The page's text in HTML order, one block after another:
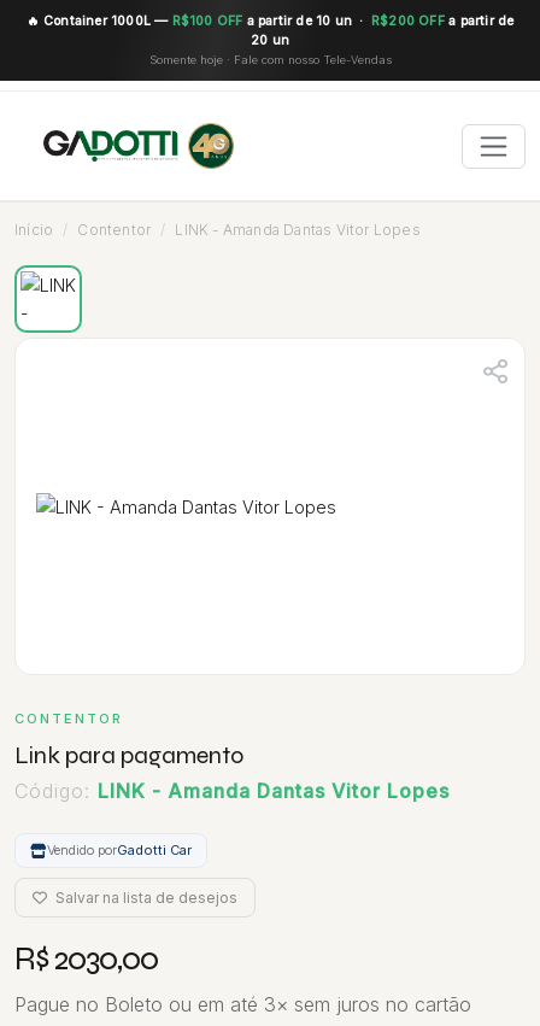
🔥 Container 1000L — R$100 OFF a partir de 10 un · R$200 OFFa partir de
20 un
Somente hoje · Fale com nosso Tele-Vendas
Início Contentor LINK - Amanda Dantas Vitor Lopes
CONTENTOR
Link para pagamento
Código: LINK - Amanda Dantas Vitor Lopes
Vendido porGadotti Car
Salvar na lista de desejos
R$ 2030,00
Pague no Boleto ou em até 3× sem juros no cartão